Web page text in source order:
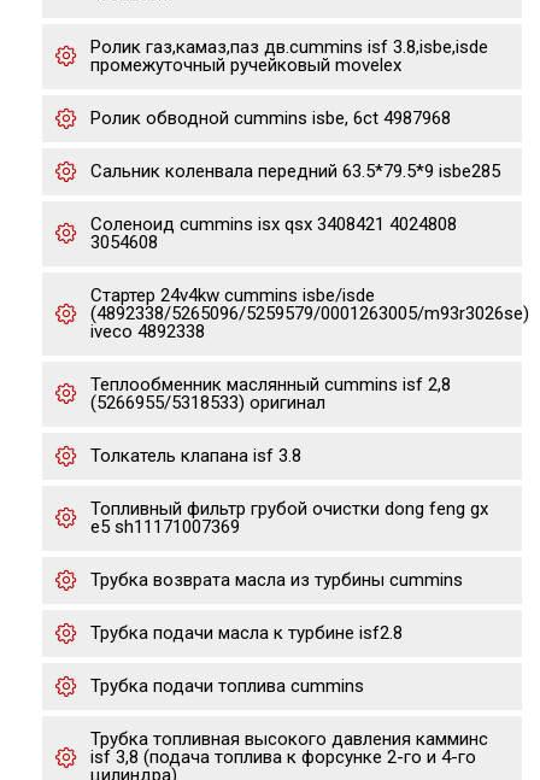
Ролик газ,камаз,паз дв.cummins isf 3.8,isbe,isde
промежуточный ручейковый movelex
Ролик обводной cummins isbe, 6ct 4987968
Сальник коленвала передний 63.5*79.5*9 isbe285
Соленоид cummins isx qsx 3408421 4024808
3054608
Стартер 24v4kw cummins isbe/isde
(4892338/5265096/5259579/0001263005/m93r3026se)
iveco 4892338
Теплообменник маслянный cummins isf 2,8
(5266955/5318533) оригинал
Толкатель клапана isf 3.8
Топливный фильтр грубой очистки dong feng gx
е5 sh11171007369
Трубка возврата масла из турбины cummins
Трубка подачи масла к турбине isf2.8
Трубка подачи топлива cummins
Трубка топливная высокого давления камминс
isf 3,8 (подача топлива к форсунке 2-го и 4-го
цилиндра)